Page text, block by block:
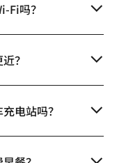
Fi吗？
？
电站吗？